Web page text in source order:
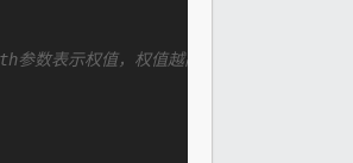
数表示权值，权值越高被分配到的几率越大